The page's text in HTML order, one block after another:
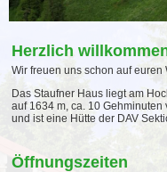
Herzlich
Wir freuen uns schon auf euren
Das Staufner Haus liegt am
auf 1634 m, ca. 10
und ist eine Hütte der DAV
Öffnungszeiten